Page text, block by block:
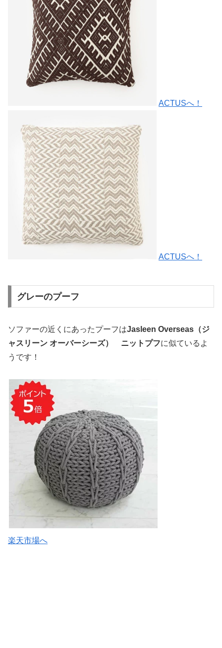
ACTUSへ！
ACTUSへ！
グレーのプーフ
ソファーの近くにあったプーフはJasleen Overseas（ジ
ャスリーン オーバーシーズ） ニットプフに似ているよ
うです！
楽天市場へ